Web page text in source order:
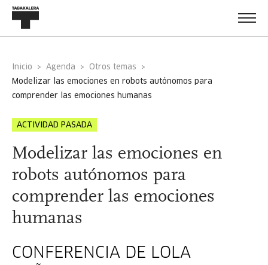
Inicio Agenda
Otros temas
modelizar las emociones en robots autónomos para
comprender las emociones humanas
ACTIVIDAD PASADA
Modelizar las emociones en
robots autónomos para
comprender las emociones
humanas
CONFERENCIA DE LOLA